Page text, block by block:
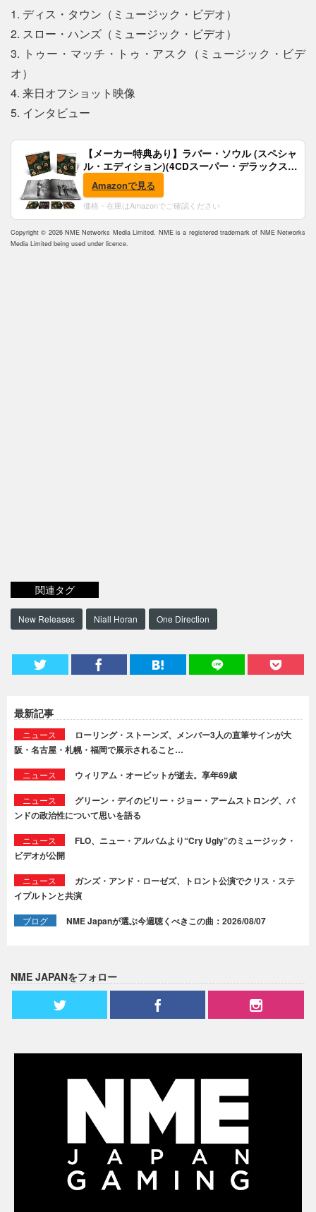
1. ディス・タウン（ミュージック・ビデオ）
2. スロー・ハンズ（ミュージック・ビデオ）
3. トゥー・マッチ・トゥ・アスク（ミュージック・ビデ
オ）
4. 来日オフショット映像
5. インタビュー
【メーカー特典あり】ラバー・ソウル (スペシャ
ル・エディション)(4CDスーパー・デラックス)
(完全生産限定盤)(SHM-CD)(特典:B2ポスター付)
Amazonで見る
価格・在庫はAmazonでご確認ください
Copyright © 2026 NME Networks Media Limited. NME is a registered trademark of NME Networks
Media Limited being used under licence.
関連タグ
New Releases Niall Horan One Direction
最新記事
ニュース
ローリング・ストーンズ、メンバー3人の直筆サインが大
阪・名古屋・札幌・福岡で展示されること…
ニュース ウィリアム・オービットが逝去。享年69歳
ニュース
グリーン・デイのビリー・ジョー・アームストロング、バ
ンドの政治性について思いを語る
ニュース
FLO、ニュー・アルバムより“Cry Ugly”のミュージック・
ビデオが公開
ニュース
ガンズ・アンド・ローゼズ、トロント公演でクリス・ステ
イプルトンと共演
ブログ NME Japanが選ぶ今週聴くべきこの曲：2026/08/07
NME JAPANをフォロー